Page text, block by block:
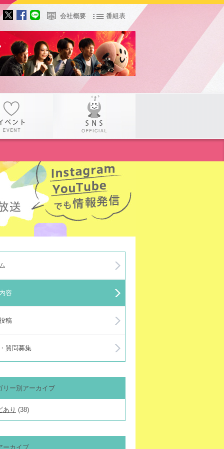
会社概要 番組表
容
稿
質問募集
リー別アーカイブ
あり (38)
ーカイブ